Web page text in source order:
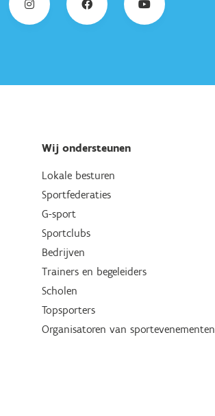
Wij ondersteunen
Lokale besturen
Sportfederaties
G-sport
Sportclubs
Bedrijven
Trainers en begeleiders
Scholen
Topsporters
Organisatoren van sportevenementen